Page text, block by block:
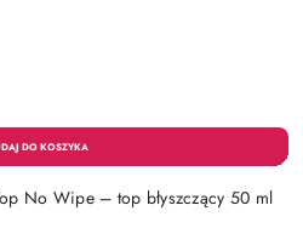
No Wipe – top błyszczący 50 ml